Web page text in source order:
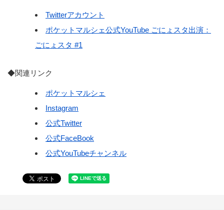
Twitterアカウント
ポケットマルシェ公式YouTube ごにょスタ出演：
ごにょスタ #1
◆関連リンク
ポケットマルシェ
Instagram
公式Twitter
公式FaceBook
公式YouTubeチャンネル